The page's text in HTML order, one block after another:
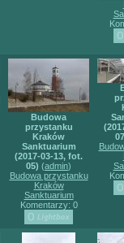
Budowa
przystanku
Kraków
Sanktuarium
(2017-03-13, fot.
05) (admin)
Budowa przystanku
Kraków
Sanktuarium
Komentarzy: 0